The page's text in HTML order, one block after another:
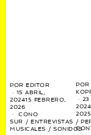
POREDITOR
15 ABRIL,
202415 FEBRERO,
2026
CONO
SUR / ENTREVISTAS /
MUSICALES / SONIDOS
23
2024
2025